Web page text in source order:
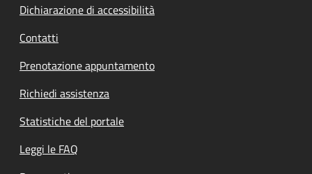
Dichiarazione di accessibilità
Contatti
Prenotazione appuntamento
Richiedi assistenza
Statistiche del portale
Leggi le FAQ